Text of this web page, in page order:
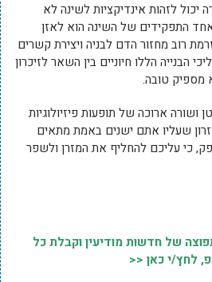
יכול לזהות אינדיקציות לשינה לא
אחד התפקידים של השינה הוא לאזן
רוב מחזור הדם לבניה ויצירת קשרים
הבנייה הללו חיוניים בין השאר לזיכרון
מספיק טובה.
ושורה ארוכה של תופעות פיזיולוגיות
שעליו אתם ישנים באמת מתאים
כי עליכם להחליף את המזרן ולשפר
של חדשות מודיעין וקבלת כל
לחץ/י כאן <<